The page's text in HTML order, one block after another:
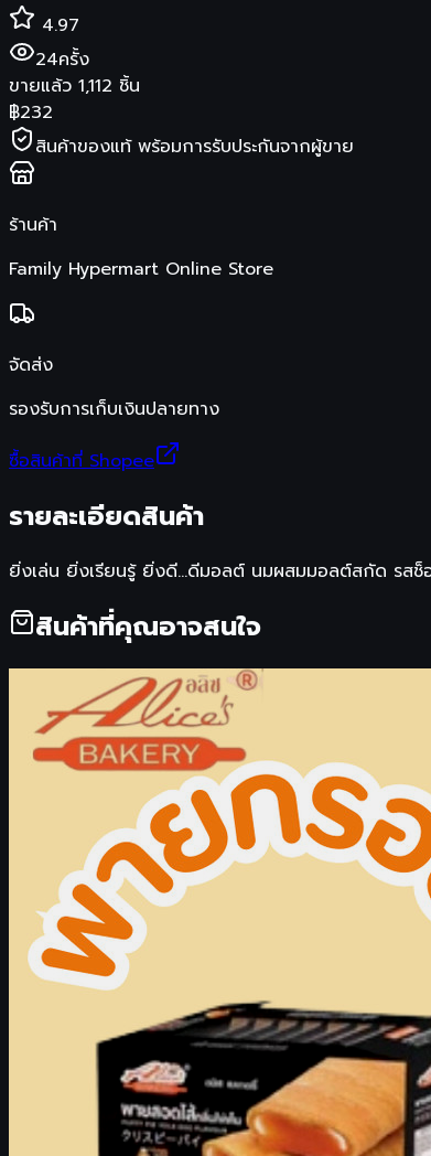
4.97
24ครั้ง
ขายแล้ว 1,112 ชิ้น
฿232
สินค้าของแท้ พร้อมการรับประกันจากผู้ขาย
ร้านค้า
Family Hypermart Online Store
จัดส่ง
รองรับการเก็บเงินปลายทาง
ซื้อสินค้าที่ Shopee
รายละเอียดสินค้า
ยิ่งเล่น ยิ่งเรียนรู้ ยิ่งดี...ดีมอลต์ นมผสมมอลต์สกัด รส
สินค้าที่คุณอาจสนใจ